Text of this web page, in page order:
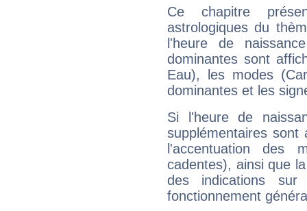
Ce chapitre
astrologiques du
l'heure de
dominantes sont
Eau), les modes
dominantes et les
Si l'heure de
supplémentaires sont
l'accentuation des
cadentes), ainsi que
des indications sur
fonctionnement